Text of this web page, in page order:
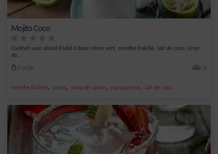
Mojito Coco
Cocktail sans alcool fruité à base citron vert, menthe fraîche, lait de coco, sirop
de...
Facile 6
menthe fraîche, citron, sirop de canne, eau gazeuse, lait de coco